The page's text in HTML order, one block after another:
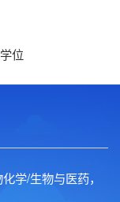
位
学/生物与医药，